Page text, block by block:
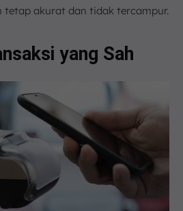
tetap akurat dan tidak tercampur.
yang Sah